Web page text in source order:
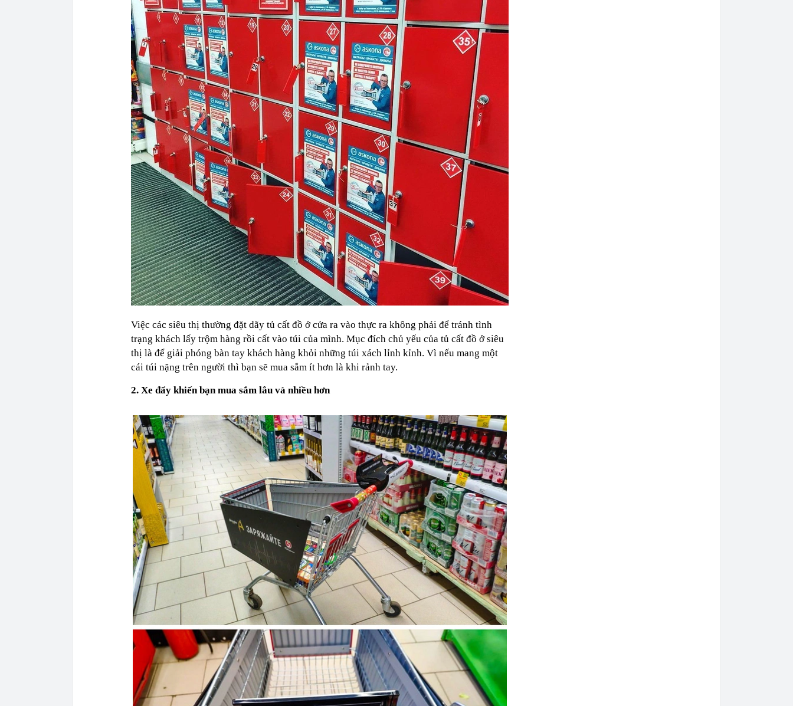
Việc các siêu thị thường đặt dãy tủ cất đồ ở cửa ra vào thực ra không phải để tránh tình
trạng khách lấy trộm hàng rồi cất vào túi của mình. Mục đích chủ yếu của tủ cất đồ ở siêu
thị là để giải phóng bàn tay khách hàng khỏi những túi xách lỉnh kỉnh. Vì nếu mang một
cái túi nặng trên người thì bạn sẽ mua sắm ít hơn là khi rảnh tay.
2. Xe đẩy khiến bạn mua sắm lâu và nhiều hơn